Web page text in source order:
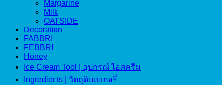
Margarine
Milk
OATSIDE
Decoration
FABBRI
FEBBRI
Honey
Ice Cream Tool | อุปกรณ์ ไอศครีม
Ingredients | วัตถุดิบเบเกอรี่